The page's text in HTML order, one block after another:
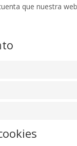
que nuestra